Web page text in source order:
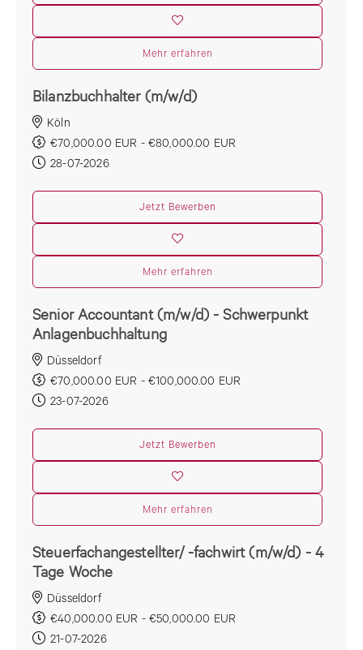
Mehr erfahren
Bilanzbuchhalter (m/w/d)
Köln
€70,000.00 EUR - €80,000.00 EUR
28-07-2026
Jetzt Bewerben
Mehr erfahren
Senior Accountant (m/w/d) - Schwerpunkt
Anlagenbuchhaltung
Düsseldorf
€70,000.00 EUR - €100,000.00 EUR
23-07-2026
Jetzt Bewerben
Mehr erfahren
Steuerfachangestellter/ -fachwirt (m/w/d) - 4
Tage Woche
Düsseldorf
€40,000.00 EUR - €50,000.00 EUR
21-07-2026